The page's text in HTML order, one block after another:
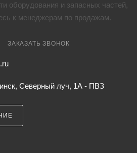
оборудования и запасных частей,
к менеджерам по продажам.
ЗАКАЗАТЬ ЗВОНОК
Северный луч, 1А - ПВЗ